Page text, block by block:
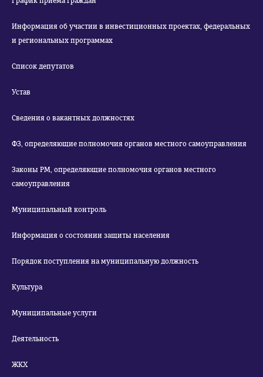
Информация об участии в инвестиционных проектах, федеральных
и региональных программах
Список депутатов
Устав
Сведения о вакантных должностях
ФЗ, определяющие полномочия органов местного самоуправления
Законы РМ, определяющие полномочия органов местного
самоуправления
Муниципальный контроль
Информация о состоянии защиты населения
Порядок поступления на муниципальную должность
Культура
Муниципальные услуги
Деятельность
ЖКХ